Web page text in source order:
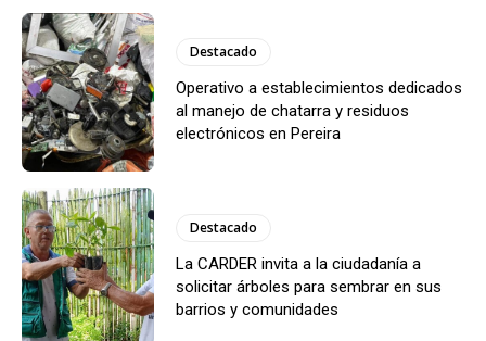
Destacado
Operativo a establecimientos dedicados
al manejo de chatarra y residuos
electrónicos en Pereira
Destacado
La CARDER invita a la ciudadanía a
solicitar árboles para sembrar en sus
barrios y comunidades